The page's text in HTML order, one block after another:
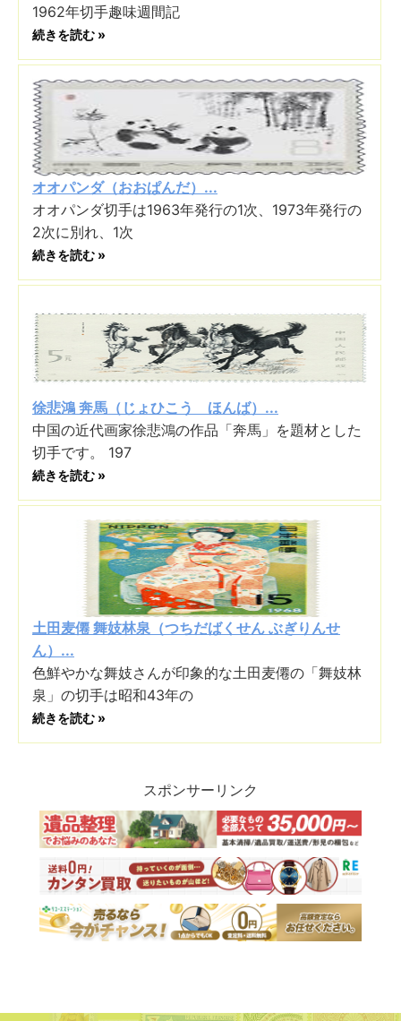
1962年切手趣味週間記
続きを読む »
オオパンダ（おおぱんだ）...
オオパンダ切手は1963年発行の1次、1973年発行の
2次に別れ、1次
続きを読む »
徐悲鴻 奔馬（じょひこう ほんば）...
中国の近代画家徐悲鴻の作品「奔馬」を題材とした
切手です。 197
続きを読む »
土田麦僊 舞妓林泉（つちだばくせん ぶぎりんせ
ん）...
色鮮やかな舞妓さんが印象的な土田麦僊の「舞妓林
泉」の切手は昭和43年の
続きを読む »
スポンサーリンク